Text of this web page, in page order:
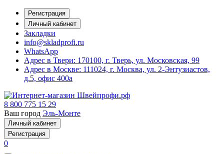
Регистрация
Личный кабинет
Закладки
info@skladprofi.ru
WhatsApp
Адрес в Твери: 170100, г. Тверь, ул. Московская, 99
Адрес в Москве: 111024, г. Москва, ул. 2-Энтузиастов,
д.5, офис 400а
8 800 775 15 29
Ваш город Эль-Монте
Личный кабинет
Регистрация
0